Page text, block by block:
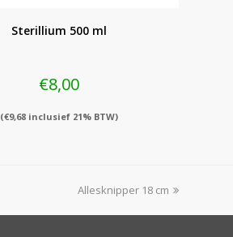
Sterillium 500 ml
€8,00
(€9,68 inclusief 21% BTW)
next
Allesknipper 18 cm